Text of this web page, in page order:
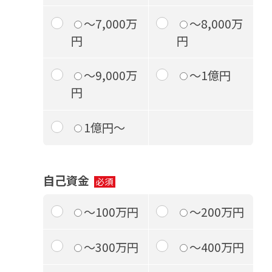
～7,000万
円
～8,000万
円
～9,000万
円
～1億円
1億円～
自己資金
～100万円
～200万円
～300万円 ～400万円